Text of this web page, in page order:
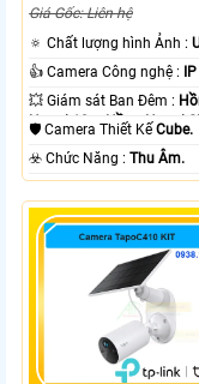
Giá Gốc: Liên hệ
🔅 Chất lượng hình Ảnh :
.
👍 Camera Công nghệ :
💥 Giám sát Ban Đêm :
Ngoại 10m Hồng Ngoại
🛡 Camera Thiết KếCube.
️☣️ Chức Năng :Thu Âm.